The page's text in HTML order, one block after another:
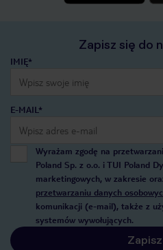
Zapisz się do
IMIĘ*
E-MAIL*
Wyrażam zgodę na
Poland Sp. z o.o. i TUI Poland
marketingowych, w zakresie
przetwarzaniu danych
komunikacji (e-mail), także z
systemów wywołujących.